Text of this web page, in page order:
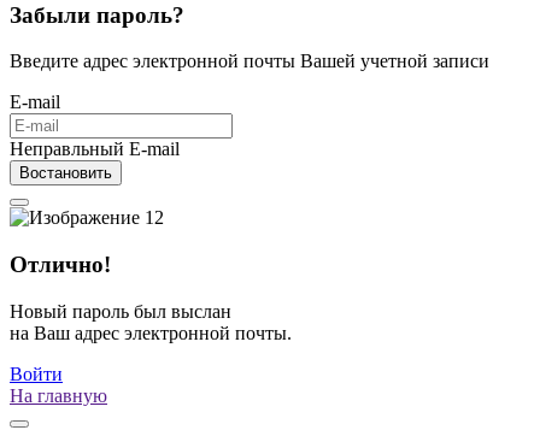
Забыли пароль?
Введите адрес электронной почты Вашей учетной записи
E-mail
Неправльный E-mail
Востановить
Отлично!
Новый пароль был выслан
на Ваш адрес электронной почты.
Войти
На главную